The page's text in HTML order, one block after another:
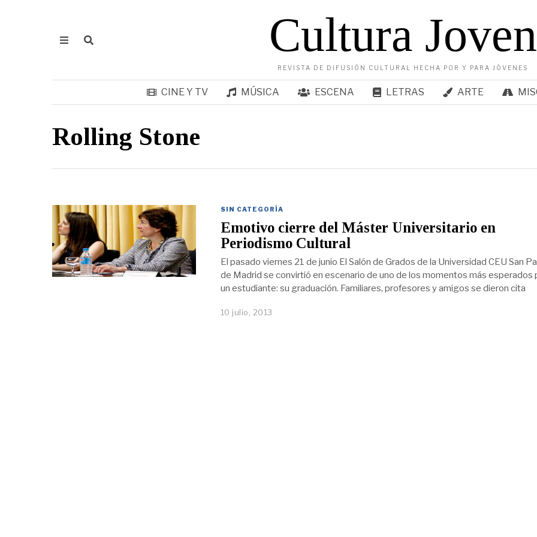
Cultura Joven
REVISTA DE DIFUSIÓN CULTURAL HECHA POR Y PARA JÓVENES
CINE Y TV MÚSICA ESCENA LETRAS ARTE
Rolling Stone
SIN CATEGORÍA
Emotivo cierre del Máster Universitario en
Periodismo Cultural
El pasado viernes 21 de junio El Salón de Grados de la Universidad CEU San
de Madrid se convirtió en escenario de uno de los momentos más esperados
un estudiante: su graduación. Familiares, profesores y amigos se dieron cita
10 julio, 2013